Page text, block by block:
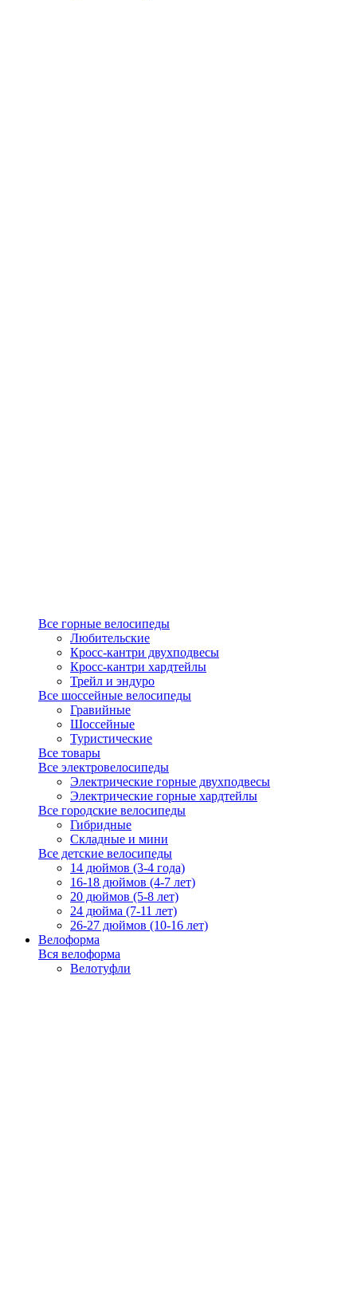
Все горные велосипеды
Любительские
Кросс-кантри двухподвесы
Кросс-кантри хардтейлы
Трейл и эндуро
Все шоссейные велосипеды
Гравийные
Шоссейные
Туристические
Все товары
Все электровелосипеды
Электрические горные двухподвесы
Электрические горные хардтейлы
Все городские велосипеды
Гибридные
Складные и мини
Все детские велосипеды
14 дюймов (3-4 года)
16-18 дюймов (4-7 лет)
20 дюймов (5-8 лет)
24 дюйма (7-11 лет)
26-27 дюймов (10-16 лет)
Велоформа
Вся велоформа
Велотуфли